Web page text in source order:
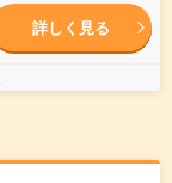
詳しく見る